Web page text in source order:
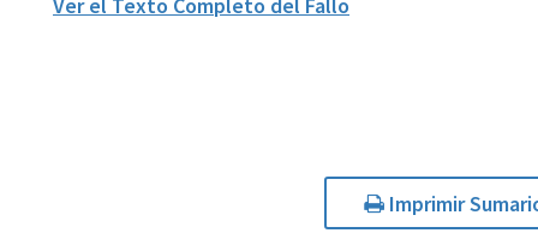
Ver el Texto Completo del Fallo
Imprimir